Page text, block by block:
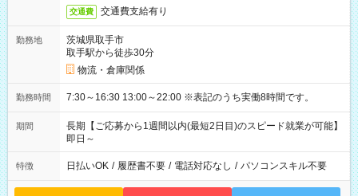
交通費 交通費支給有り
勤務地
茨城県取手市
取手駅から徒歩30分
物流・倉庫関係
勤務時間 7:30～16:30 13:00～22:00 ※表記のうち実働8時間です。
期間
長期【ご応募から1週間以内(最短2日目)のスピード就業が可能】
即日～
特徴 日払いOK / 履歴書不要 / 電話対応なし / パソコンスキル不要